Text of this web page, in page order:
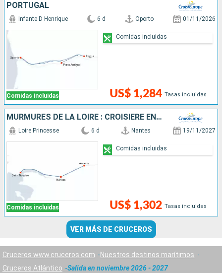
PORTUGAL
Comidas incluidas
Infante D Henrique 6 d Oporto 01/11/2026
US$ 1,284 Tasas incluidas
Comidas incluidas
MURMURES DE LA LOIRE : CROISIÈRE ENTRE PATRIMOINE ET LÉGENDES
Comidas incluidas
Loire Princesse 6 d Nantes 19/11/2027
US$ 1,302 Tasas incluidas
Comidas incluidas
VER MÁS DE CRUCEROS
Cruceros www.cruceros.com
Nuestros destinos marítimos
Cruceros Atlántico
Salida en noviembre 2026 - 2027